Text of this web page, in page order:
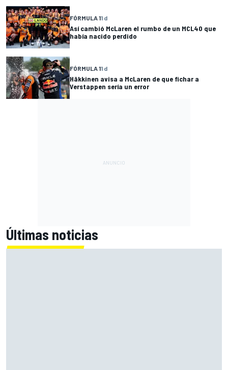
FÓRMULA 11 d
Así cambió McLaren el rumbo de un MCL40 que
había nacido perdido
FÓRMULA 11 d
Häkkinen avisa a McLaren de que fichar a
Verstappen sería un error
Últimas noticias